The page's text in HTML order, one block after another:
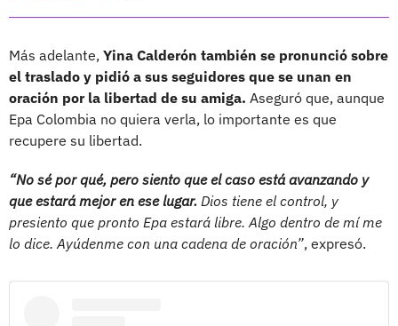
Más adelante, Yina Calderón también se pronunció sobre
el traslado y pidió a sus seguidores que se unan en
oración por la libertad de su amiga. Aseguró que, aunque
Epa Colombia no quiera verla, lo importante es que
recupere su libertad.
“No sé por qué, pero siento que el caso está avanzando y
que estará mejor en ese lugar. Dios tiene el control, y
presiento que pronto Epa estará libre. Algo dentro de mí me
lo dice. Ayúdenme con una cadena de oración”, expresó.